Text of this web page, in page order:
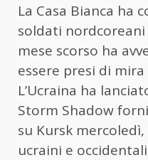
La Casa Bianca ha
soldati
mese scorso ha
essere presi di
L’Ucraina ha
Storm Shadow
su Kursk
ucraini e